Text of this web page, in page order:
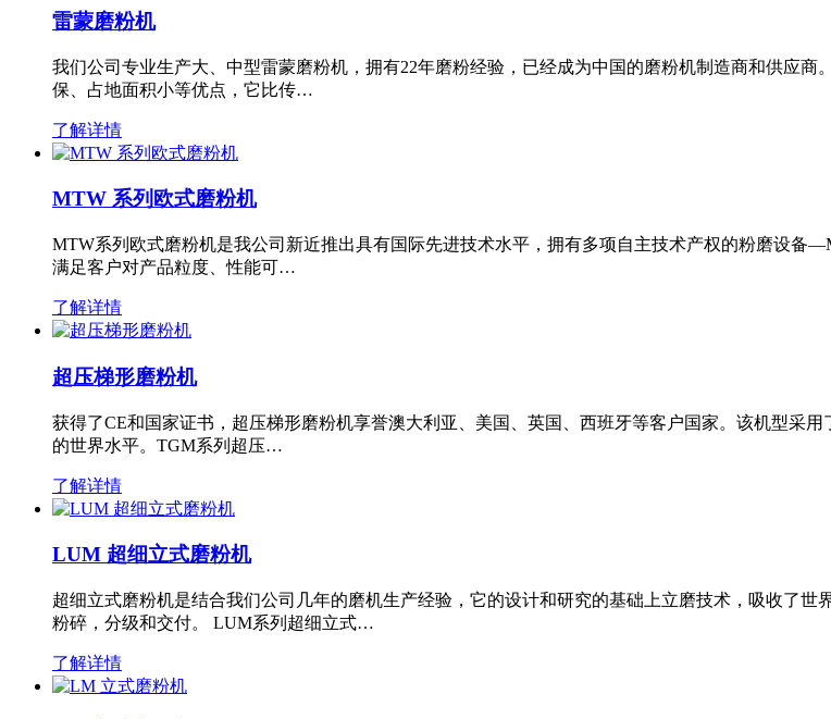
雷蒙磨粉机
我们公司专业生产大、中型雷蒙磨粉机，拥有22年磨粉经验，已经成为中国的磨粉机制造商和供应
保、占地面积小等优点，它比传…
了解详情
MTW 系列欧式磨粉机
MTW系列欧式磨粉机是我公司新近推出具有国际先进技术水平，拥有多项自主技术产权的粉磨设备
满足客户对产品粒度、性能可…
了解详情
超压梯形磨粉机
获得了CE和国家证书，超压梯形磨粉机享誉澳大利亚、美国、英国、西班牙等客户国家。该机型采
的世界水平。TGM系列超压…
了解详情
LUM 超细立式磨粉机
超细立式磨粉机是结合我们公司几年的磨机生产经验，它的设计和研究的基础上立磨技术，吸收了
粉碎，分级和交付。 LUM系列超细立式…
了解详情